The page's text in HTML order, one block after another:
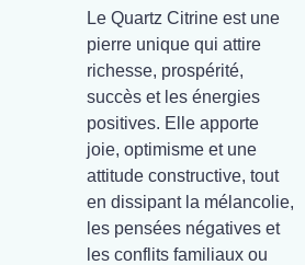
Le Quartz Citrine est une
pierre unique qui attire
richesse, prospérité,
succès et les énergies
positives. Elle apporte
joie, optimisme et une
attitude constructive, tout
en dissipant la mélancolie,
les pensées négatives et
les conflits familiaux ou